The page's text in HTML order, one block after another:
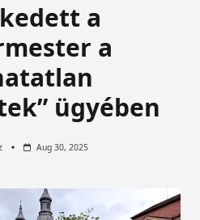
a
a
ügyében
Aug 30, 2025